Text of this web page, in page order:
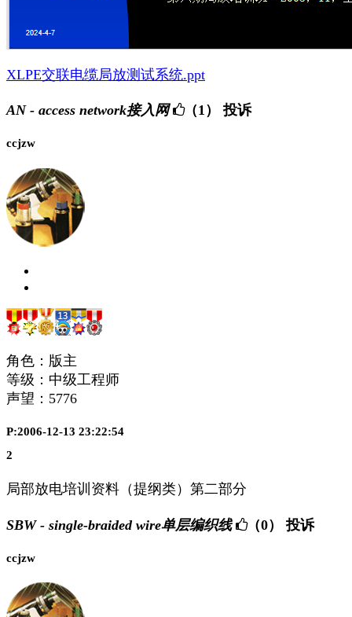
XLPE交联电缆局放测试系统.ppt
AN - access network接入网 （1） 投诉
ccjzw
角色：版主
等级：中级工程师
声望： 5776
P:2006-12-13 23:22:54
2
局部放电培训资料（提纲类）第二部分
SBW - single-braided wire单层编织线 （0） 投诉
ccjzw